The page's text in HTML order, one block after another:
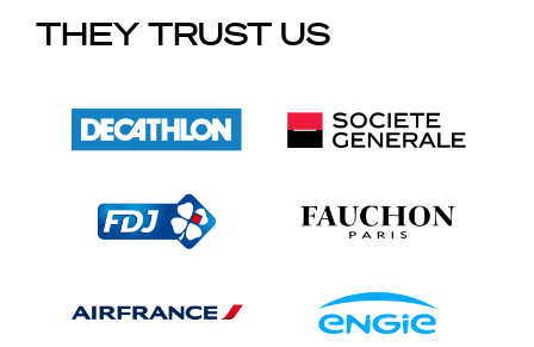
THEY TRUST US